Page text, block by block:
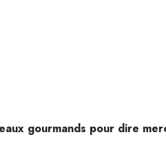
gourmands pour dire